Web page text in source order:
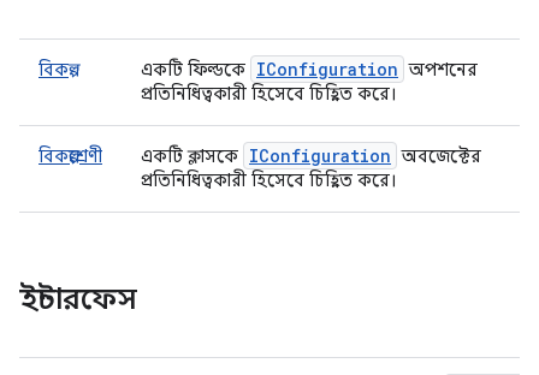
বিকল্প একটি ফিল্ডকে IConfiguration অপশনের
প্রতিনিধিত্বকারী হিসেবে চিহ্নিত করে।
বিকল্পশ্রেণী একটি ক্লাসকে IConfiguration অবজেক্টের
প্রতিনিধিত্বকারী হিসেবে চিহ্নিত করে।
ইন্টারফেস